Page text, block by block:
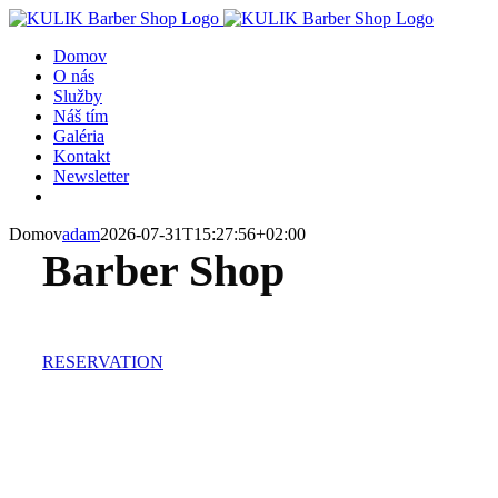
Skip
contentDomov
O nás
Služby
Náš tím
Galéria
Kontakt
Newsletter
Domovadam2026-07-31T15:27:56+02:00
Barber Shop
RESERVATION